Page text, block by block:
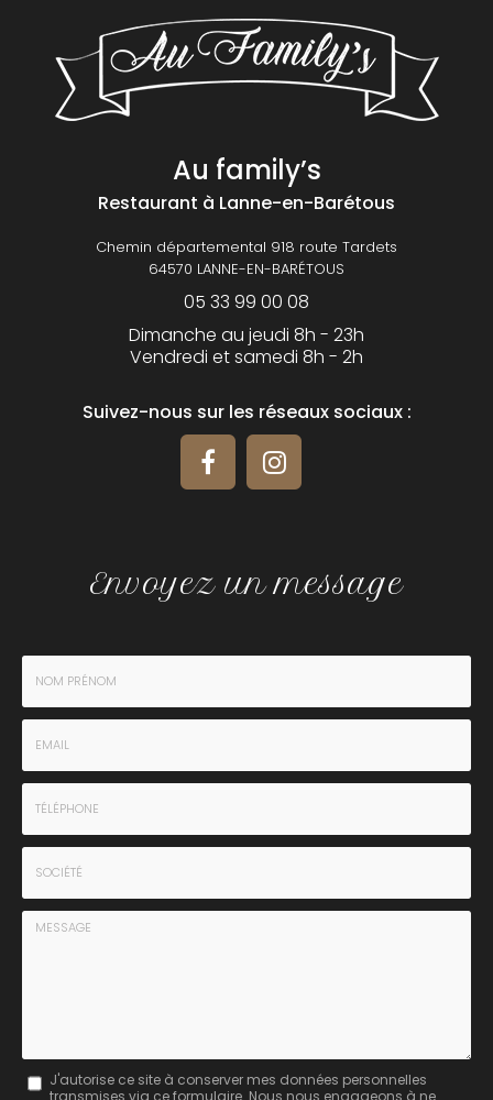
Au family’s
Restaurant à Lanne-en-Barétous
Chemin départemental 918 route Tardets
64570 LANNE-EN-BARÉTOUS
05 33 99 00 08
Dimanche au jeudi 8h - 23h
Vendredi et samedi 8h - 2h
Suivez-nous sur les réseaux sociaux :
Envoyez un message
Nom
Prénom
*
Email
*
Tél.
*
Société
Message
J'autorise ce site à conserver mes données personnelles
transmises via ce formulaire. Nous nous engageons à ne